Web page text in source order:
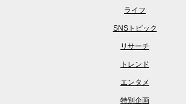
ライフ
SNSトピック
リサーチ
トレンド
エンタメ
特別企画